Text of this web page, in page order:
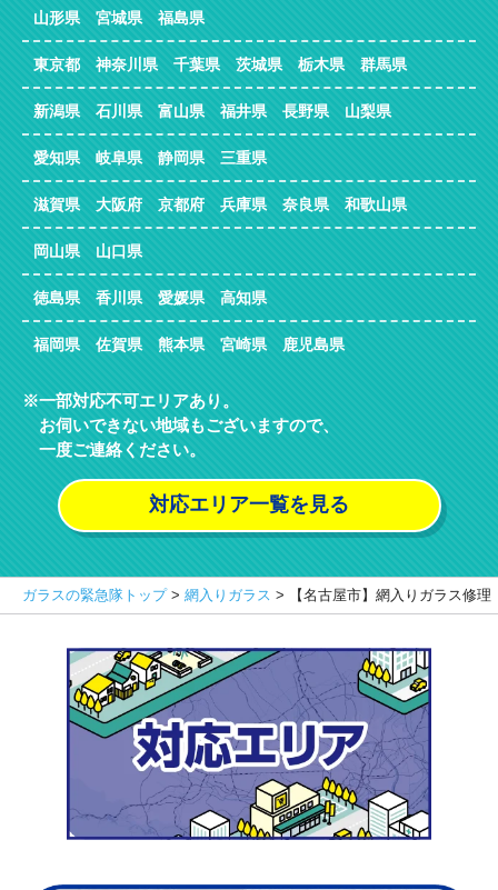
山形県 宮城県 福島県
東京都 神奈川県 千葉県 茨城県 栃木県 群馬県
新潟県 石川県 富山県 福井県 長野県 山梨県
愛知県 岐阜県 静岡県 三重県
滋賀県 大阪府 京都府 兵庫県 奈良県 和歌山県
岡山県 山口県
徳島県 香川県 愛媛県 高知県
福岡県 佐賀県 熊本県 宮崎県 鹿児島県
一部対応不可エリアあり。
お伺いできない地域もございますので、
一度ご連絡ください。
対応エリア一覧を見る
ガラスの緊急隊トップ> 網入りガラス > 【名古屋市】網入りガラス修理